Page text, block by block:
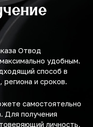
Отвод
удобным.
способ в
и сроков.
самостоятельно
Для получения
личность,